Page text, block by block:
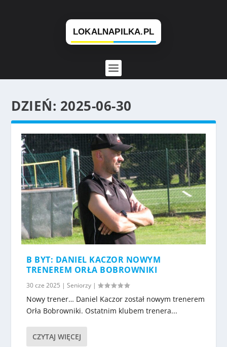
DZIEŃ: 2025-06-30
B BYT: DANIEL KACZOR NOWYM
TRENEREM ORŁA BOBROWNIKI
30 cze 2025 |Seniorzy |
Nowy trener… Daniel Kaczor został nowym trenerem
Orła Bobrowniki. Ostatnim klubem trenera...
CZYTAJ WIĘCEJ